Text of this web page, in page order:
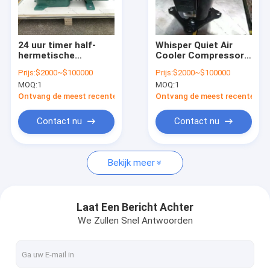
Over Ons
Fabriekstour
Neem contact met ons op
Nieuws
Parallelle schroefeenheid
Lucht Koelere Condensator
24 uur timer half-
hermetische
laag geluid met
R410A koelmiddel
Prijs:$2000~$100000
MOQ:1
Ontvang de meest recente Prijs
Contact nu
Whisper Quiet Air
Cooler Compressor
ventilator snelheden
/ 24 uur Timer
Prijs:$2000~$100000
MOQ:1
Ontvang de meest recente
Contact nu
Bekijk meer
Laat Een Bericht Achter
We Zullen Snel Antwoorden